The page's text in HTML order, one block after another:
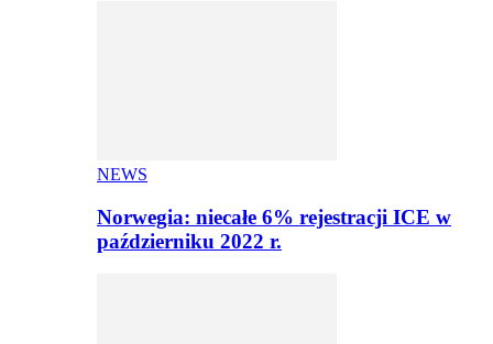
NEWS
Norwegia: niecałe 6% rejestracji ICE w
październiku 2022 r.